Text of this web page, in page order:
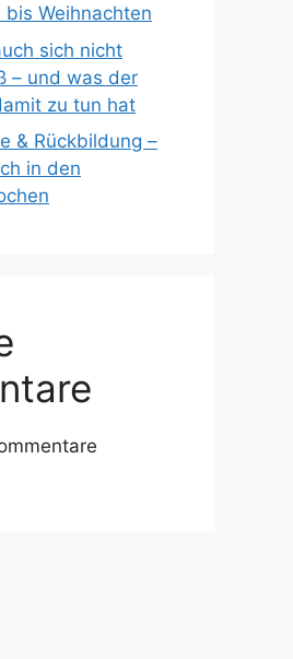
Weihnachten
sich nicht
– und was der
zu tun hat
& Rückbildung –
in den